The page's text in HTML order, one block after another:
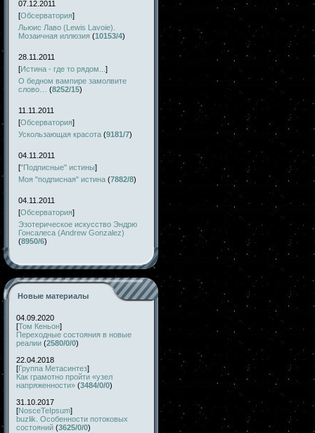
07.12.2011
[Обсерватория]
Льюис Лаво (Lewis Lavoie).
Мозаичная иллюзия (10153/4)
28.11.2011
[Истина - где то рядом... ]
О бедном вампире замолвите
слово…
(8252/15)
11.11.2011
[Обсерватория]
Ускользающая красота (9181/7)
04.11.2011
["Подписные" истины]
Моя "подписная" истина (7882/8)
04.11.2011
[Обсерватория]
Эзотерическое искусство Эндрю
Гонсалеса (Andrew Gonzalez)
(8950/6)
Новые материалы
04.09.2020
[Том Кеньон]
Переходные состояния в новые
реалии (2580/0/0)
22.04.2018
[Группа Метасинтез]
Как грамотно пройти «узел
напряженности» (3484/0/0)
31.10.2017
[NosceTeIpsum]
buzlik. Особенности потоковых
состояний (3625/0/0)